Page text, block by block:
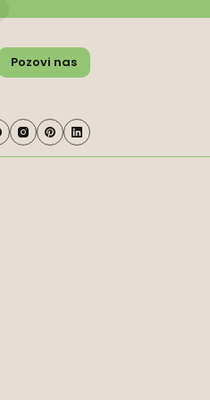
Pozovi nas